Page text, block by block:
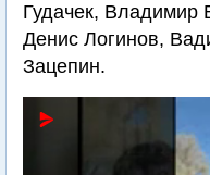
Гудачек, Владимир
Денис Логинов,
Зацепин.